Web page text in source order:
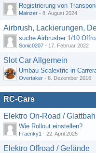
Registrierung von
Mainzer - 8. August 2024
Airbrush, Lackierungen,
suche Airbrusher 1/10
Sonic0207 - 17. Februar 2022
Slot Car Allgemein
Umbau Scalextric in
Overtaker - 6. Dezember 2016
RC-Cars
Elektro On-Road /
Wie Rollout einstellen?
Fraenky1 - 22. April 2025
Elektro Offroad / Gelände